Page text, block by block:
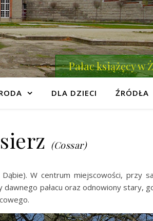
Pałac książęcy w
DLA DZIECI ŹRÓDŁA
(Cossar)
W centrum miejscowości, przy
pałacu oraz odnowiony stary,